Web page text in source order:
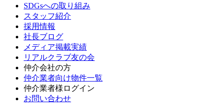
SDGsへの取り組み
スタッフ紹介
採用情報
社長ブログ
メディア掲載実績
リアルクラブ友の会
仲介会社の方
仲介業者向け物件一覧
仲介業者様ログイン
お問い合わせ